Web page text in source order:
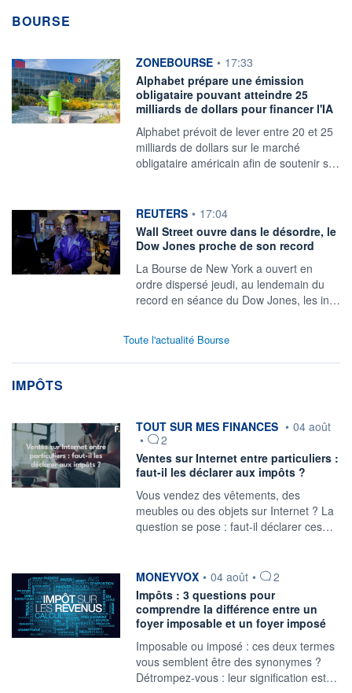
BOURSE
information fournie par
ZONEBOURSE • 17:33
Alphabet prépare une émission
obligataire pouvant atteindre 25
milliards de dollars pour financer l'IA
Alphabet prévoit de lever entre 20 et 25
milliards de dollars sur le marché
obligataire américain afin de soutenir s…
information fournie par
REUTERS • 17:04
Wall Street ouvre dans le désordre, le
Dow Jones proche de son record
La Bourse de New York a ouvert en
‌ordre dispersé jeudi, au lendemain du
record en séance du Dow Jones, les in…
Toute l'actualité Bourse
IMPÔTS
information fournie par
TOUT SUR MES FINANCES • 04 août
•
2
Ventes sur Internet entre particuliers :
faut-il les déclarer aux impôts ?
Vous vendez des vêtements, des
meubles ou des objets sur Internet ? La
question se pose : faut-il déclarer ces…
information fournie par
MONEYVOX • 04 août •
2
Impôts : 3 questions pour
comprendre la différence entre un
foyer imposable et un foyer imposé
Imposable ou imposé : ces deux termes
vous semblent être des synonymes ?
Détrompez-vous : leur signification est…